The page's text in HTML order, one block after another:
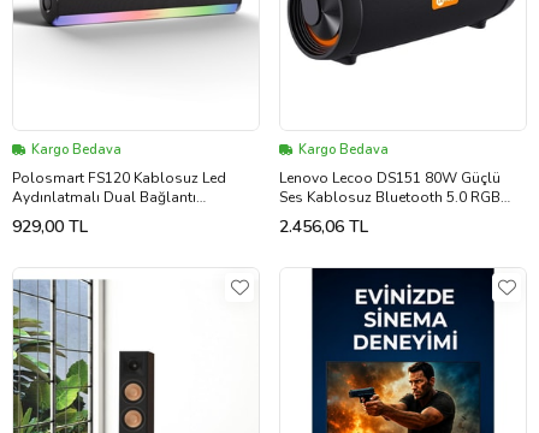
Kargo Bedava
Polosmart FS120 Kablosuz Led
Aydınlatmalı Dual Bağlantı
Soundbar Siyah
929,00 TL
Kargo Bedava
Lenovo Lecoo DS151 80W Güçlü
Ses Kablosuz Bluetooth 5.0 RGB
Boombox Hoparlör
2.456,06 TL